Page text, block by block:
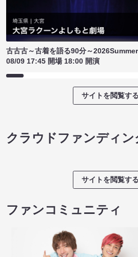
古古古～古着を語る90分～2026Summer
08/09 17:45 開場 18:00 開演
サイトを閲覧する
クラウドファンディン
サイトを閲覧する
ファンコミュニティ